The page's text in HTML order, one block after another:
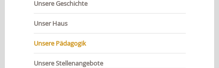
INFOS
KOOPERATION
JOBS
Unsere Geschichte
Unser Haus
Unsere Pädagogik
Unsere Stellenangebote